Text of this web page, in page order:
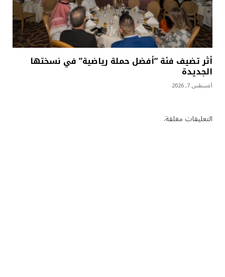
أثر تضيف فئة “أفضل حملة رياضية” في نسختها
الجديدة
أغسطس 7, 2026
التعليقات مغلقة.